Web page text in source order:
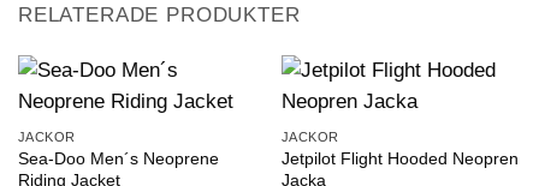
RELATERADE PRODUKTER
JACKOR
Sea-Doo Men´s Neoprene
Riding Jacket
JACKOR
Jetpilot Flight Hooded Neopren
Jacka